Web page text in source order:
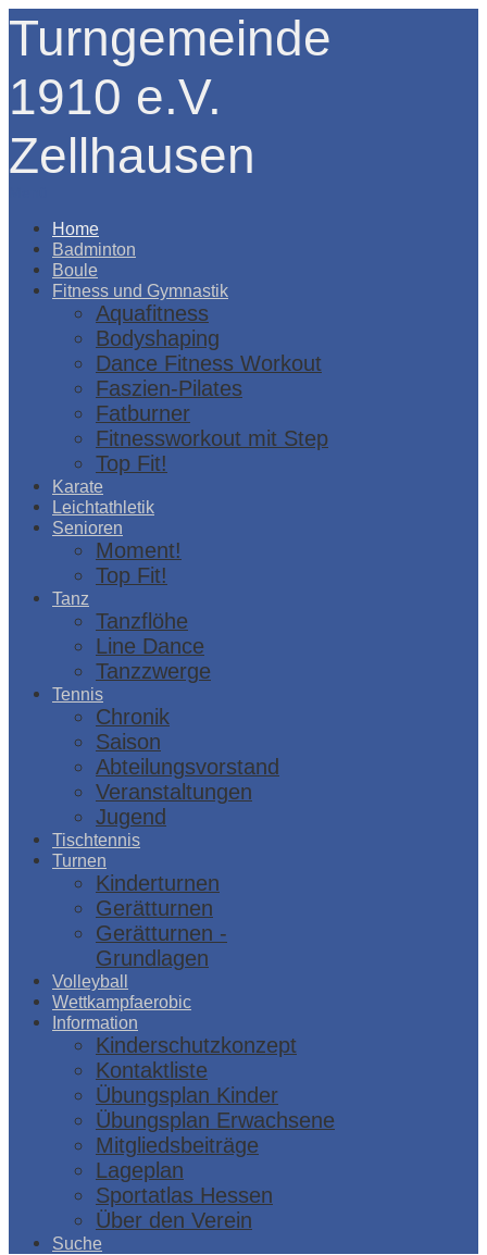
Turngemeinde
1910 e.V.
Zellhausen
Home
Badminton
Boule
Fitness und Gymnastik
Aquafitness
Bodyshaping
Dance Fitness Workout
Faszien-Pilates
Fatburner
Fitnessworkout mit Step
Top Fit!
Karate
Leichtathletik
Senioren
Moment!
Top Fit!
Tanz
Tanzflöhe
Line Dance
Tanzzwerge
Tennis
Chronik
Saison
Abteilungsvorstand
Veranstaltungen
Jugend
Tischtennis
Turnen
Kinderturnen
Gerätturnen
Gerätturnen -
Grundlagen
Volleyball
Wettkampfaerobic
Information
Kinderschutzkonzept
Kontaktliste
Übungsplan Kinder
Übungsplan Erwachsene
Mitgliedsbeiträge
Lageplan
Sportatlas Hessen
Über den Verein
Suche